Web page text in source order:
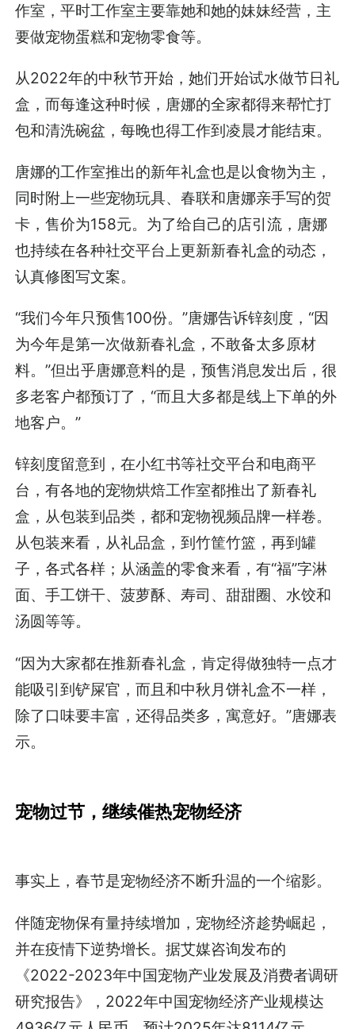
作室，平时工作室主要靠她和她的妹妹经营，主
要做宠物蛋糕和宠物零食等。
从2022年的中秋节开始，她们开始试水做节日礼
盒，而每逢这种时候，唐娜的全家都得来帮忙打
包和清洗碗盆，每晚也得工作到凌晨才能结束。
唐娜的工作室推出的新年礼盒也是以食物为主，
同时附上一些宠物玩具、春联和唐娜亲手写的贺
卡，售价为158元。为了给自己的店引流，唐娜
也持续在各种社交平台上更新新春礼盒的动态，
认真修图写文案。
“我们今年只预售100份。”唐娜告诉锌刻度，“因
为今年是第一次做新春礼盒，不敢备太多原材
料。”但出乎唐娜意料的是，预售消息发出后，很
多老客户都预订了，“而且大多都是线上下单的外
地客户。”
锌刻度留意到，在小红书等社交平台和电商平
台，有各地的宠物烘焙工作室都推出了新春礼
盒，从包装到品类，都和宠物视频品牌一样卷。
从包装来看，从礼品盒，到竹筐竹篮，再到罐
子，各式各样；从涵盖的零食来看，有“福”字淋
面、手工饼干、菠萝酥、寿司、甜甜圈、水饺和
汤圆等等。
“因为大家都在推新春礼盒，肯定得做独特一点才
能吸引到铲屎官，而且和中秋月饼礼盒不一样，
除了口味要丰富，还得品类多，寓意好。”唐娜表
示。
宠物过节，继续催热宠物经济
事实上，春节是宠物经济不断升温的一个缩影。
伴随宠物保有量持续增加，宠物经济趁势崛起，
并在疫情下逆势增长。据艾媒咨询发布的
《2022-2023年中国宠物产业发展及消费者调研
研究报告》，2022年中国宠物经济产业规模达